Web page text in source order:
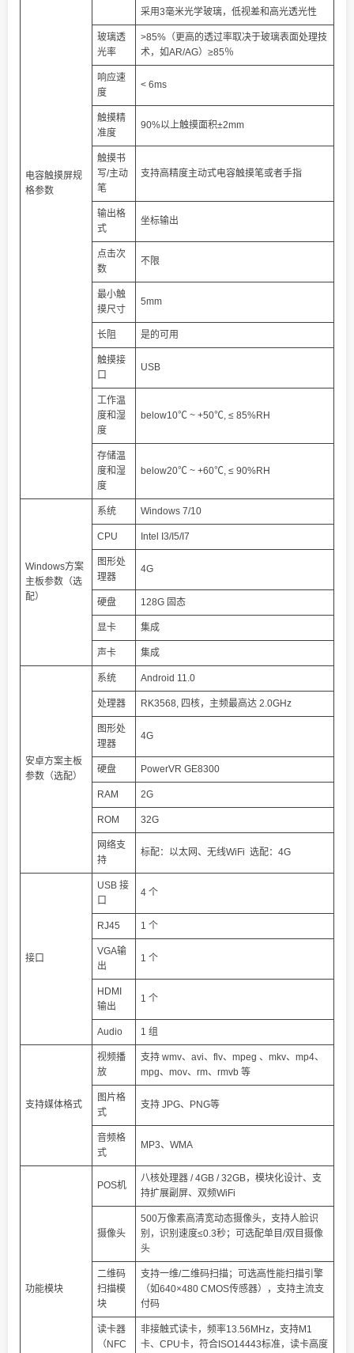
电容触摸屏规
格参数
采用3毫米光学玻璃，低视差和高光透光性
玻璃透
光率
>85%（更高的透过率取决于玻璃表面处理技
术，如AR/AG）≥85％
响应速
度
< 6ms
触摸精
准度
90%以上触摸面积±2mm
触摸书
写/主动
笔
支持高精度主动式电容触摸笔或者手指
输出格
式
坐标输出
点击次
数
不限
最小触
摸尺寸
5mm
长阻 是的可用
触摸接
口
USB
工作温
度和湿
度
below10℃ ~ +50℃, ≤ 85%RH
存储温
度和湿
度
below20℃ ~ +60℃, ≤ 90%RH
Windows方案
主板参数（选
配）
系统 Windows 7/10
CPU Intel I3/I5/I7
图形处
理器
4G
硬盘 128G 固态
显卡 集成
声卡 集成
安卓方案主板
参数（选配）
系统 Android 11.0
处理器 RK3568, 四核，主频最高达 2.0GHz
图形处
理器
4G
硬盘 PowerVR GE8300
RAM 2G
ROM 32G
网络支
持
标配：以太网、无线WiFi 选配：4G
接口
USB 接
口
4 个
RJ45 1 个
VGA输
出
1 个
HDMI
输出
1 个
Audio 1 组
支持媒体格式
视频播
放
支持 wmv、avi、flv、mpeg 、mkv、mp4、
mpg、mov、rm、rmvb 等
图片格
式
支持 JPG、PNG等
音频格
式
MP3、WMA
功能模块
POS机
八核处理器 / 4GB / 32GB，模块化设计、支
持扩展副屏、双频WiFi
摄像头
500万像素高清宽动态摄像头，支持人脸识
别，识别速度≤0.3秒；可选配单目/双目摄像
头
二维码
扫描模
块
支持一维/二维码扫描；可选高性能扫描引擎
（如640×480 CMOS传感器），支持主流支
付码
读卡器
（NFC
非接触式读卡，频率13.56MHz，支持M1
卡、CPU卡，符合ISO14443标准，读卡高度